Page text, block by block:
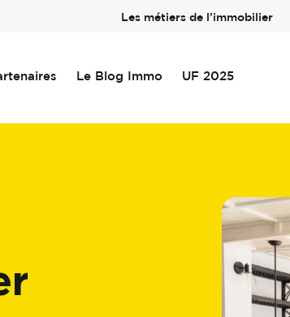
Les métiers de l’immobilier
Le Blog Immo UF 2025